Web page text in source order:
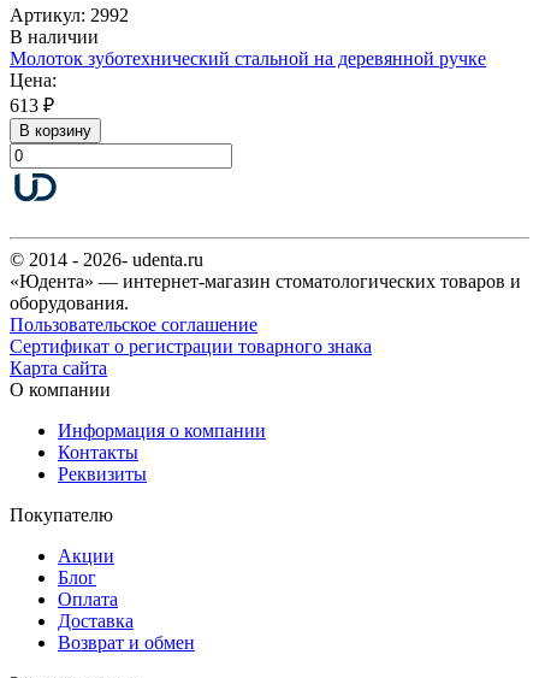
Артикул: 2992
В наличии
Молоток зуботехнический стальной на деревянной ручке
Цена:
613 ₽
В корзину
© 2014 - 2026- udenta.ru
«Юдента» — интернет-магазин стоматологических товаров и
оборудования.
Пользовательское соглашение
Сертификат о регистрации товарного знака
Карта сайта
О компании
Информация о компании
Контакты
Реквизиты
Покупателю
Акции
Блог
Оплата
Доставка
Возврат и обмен